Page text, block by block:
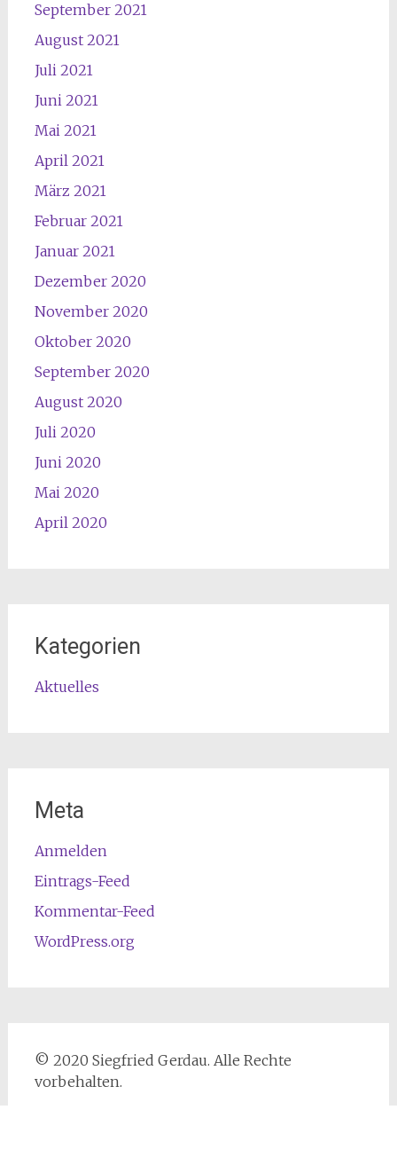
September 2021
August 2021
Juli 2021
Juni 2021
Mai 2021
April 2021
März 2021
Februar 2021
Januar 2021
Dezember 2020
November 2020
Oktober 2020
September 2020
August 2020
Juli 2020
Juni 2020
Mai 2020
April 2020
Kategorien
Aktuelles
Meta
Anmelden
Eintrags-Feed
Kommentar-Feed
WordPress.org
© 2020 Siegfried Gerdau. Alle Rechte
vorbehalten.